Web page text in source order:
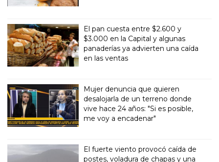
El pan cuesta entre $2.600 y
$3.000 en la Capital y algunas
panaderías ya advierten una caída
en las ventas
Mujer denuncia que quieren
desalojarla de un terreno donde
vive hace 24 años: "Si es posible,
me voy a encadenar"
El fuerte viento provocó caída de
postes, voladura de chapas y una